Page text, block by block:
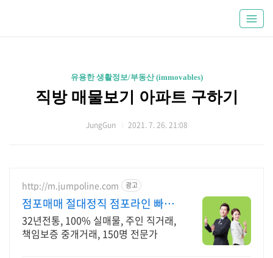
유용한 생활정보/부동산 (immovables)
직방 매물보기 아파트 구하기
JungGun 2021. 7. 26. 21:08
http://m.jumpoline.com 광고
점포매매 절대정직 점포라인 빠른
직거래 & 안전중개거래
32년전통, 100% 실매물, 주인 직거래,
책임보증 중개거래, 150명 전문가